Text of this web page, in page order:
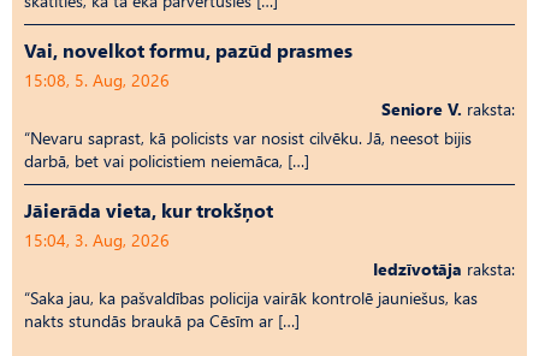
Vai, novelkot formu, pazūd prasmes
15:08, 5. Aug, 2026
Seniore V. raksta:
“Nevaru saprast, kā policists var nosist cilvēku. Jā, neesot bijis
darbā, bet vai policistiem neiemāca, […]
Jāierāda vieta, kur trokšņot
15:04, 3. Aug, 2026
Iedzīvotāja raksta:
“Saka jau, ka pašvaldības policija vairāk kontrolē jauniešus, kas
nakts stundās braukā pa Cēsīm ar […]